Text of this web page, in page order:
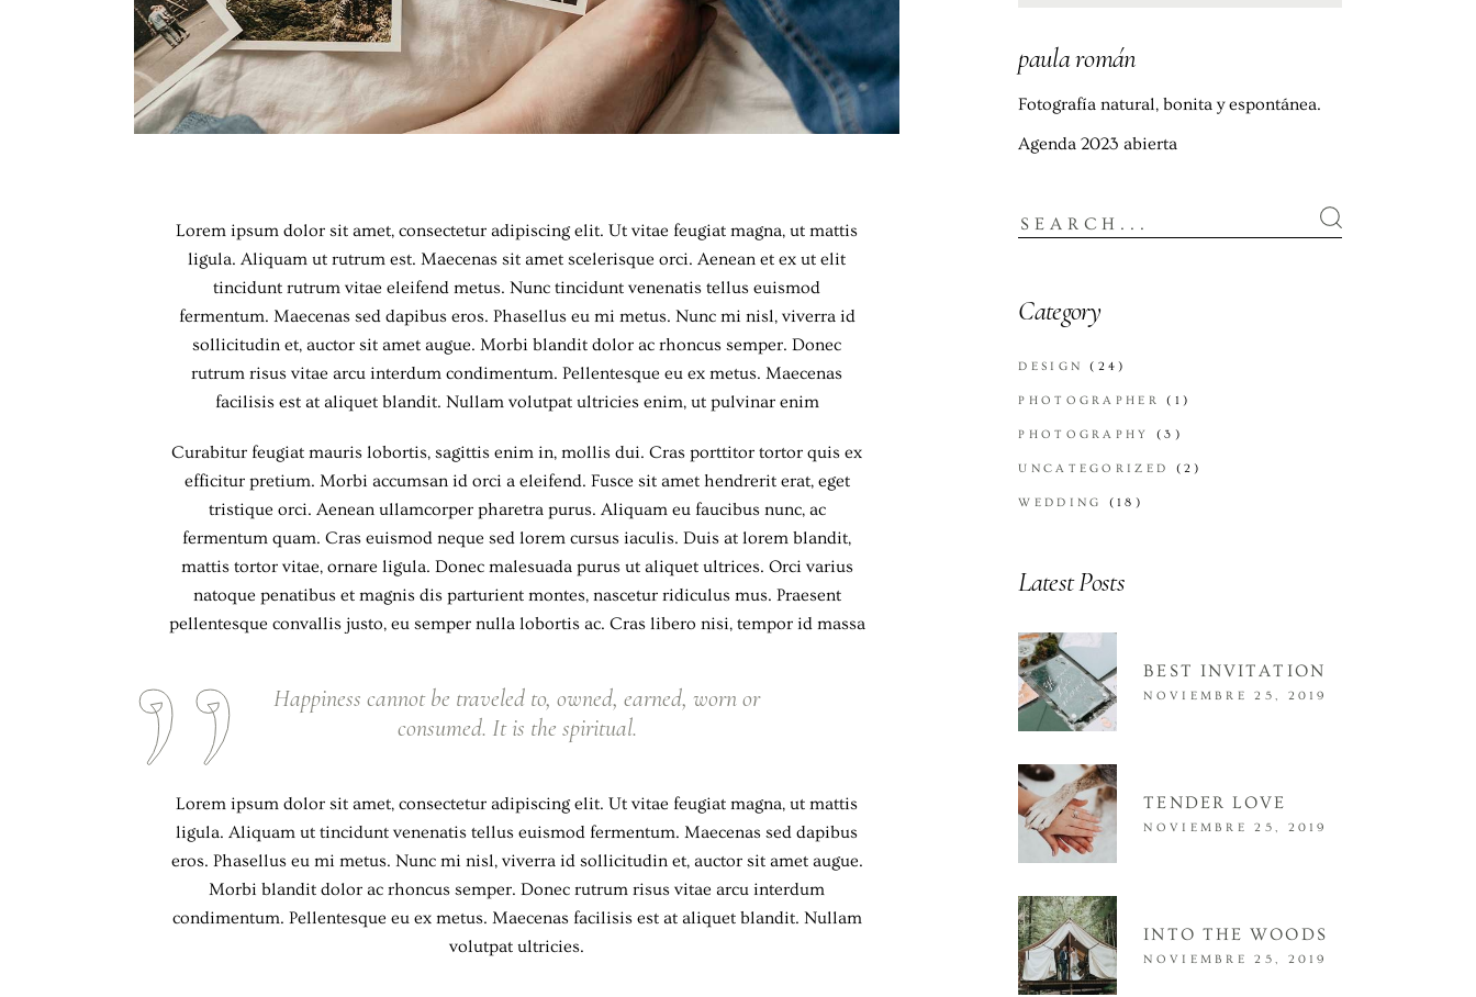
Lorem ipsum dolor sit amet, consectetur adipiscing elit. Ut vitae feugiat magna, ut mattis
ligula. Aliquam ut rutrum est. Maecenas sit amet scelerisque orci. Aenean et ex ut elit
tincidunt rutrum vitae eleifend metus. Nunc tincidunt venenatis tellus euismod
fermentum. Maecenas sed dapibus eros. Phasellus eu mi metus. Nunc mi nisl, viverra id
sollicitudin et, auctor sit amet augue. Morbi blandit dolor ac rhoncus semper. Donec
rutrum risus vitae arcu interdum condimentum. Pellentesque eu ex metus. Maecenas
facilisis est at aliquet blandit. Nullam volutpat ultricies enim, ut pulvinar enim
Curabitur feugiat mauris lobortis, sagittis enim in, mollis dui. Cras porttitor tortor quis ex
efficitur pretium. Morbi accumsan id orci a eleifend. Fusce sit amet hendrerit erat, eget
tristique orci. Aenean ullamcorper pharetra purus. Aliquam eu faucibus nunc, ac
fermentum quam. Cras euismod neque sed lorem cursus iaculis. Duis at lorem blandit,
mattis tortor vitae, ornare ligula. Donec malesuada purus ut aliquet ultrices. Orci varius
natoque penatibus et magnis dis parturient montes, nascetur ridiculus mus. Praesent
pellentesque convallis justo, eu semper nulla lobortis ac. Cras libero nisi, tempor id massa
Happiness cannot be traveled to, owned, earned, worn or
consumed. It is the spiritual.
Lorem ipsum dolor sit amet, consectetur adipiscing elit. Ut vitae feugiat magna, ut mattis
ligula. Aliquam ut tincidunt venenatis tellus euismod fermentum. Maecenas sed dapibus
eros. Phasellus eu mi metus. Nunc mi nisl, viverra id sollicitudin et, auctor sit amet augue.
Morbi blandit dolor ac rhoncus semper. Donec rutrum risus vitae arcu interdum
condimentum. Pellentesque eu ex metus. Maecenas facilisis est at aliquet blandit. Nullam
volutpat ultricies.
paula román
Fotografía natural, bonita y espontánea.
Agenda 2023 abierta
Category
DESIGN (24)
PHOTOGRAPHER (1)
PHOTOGRAPHY (3)
UNCATEGORIZED (2)
WEDDING (18)
Latest Posts
BEST INVITATION
NOVIEMBRE 25, 2019
TENDER LOVE
NOVIEMBRE 25, 2019
INTO THE WOODS
NOVIEMBRE 25, 2019